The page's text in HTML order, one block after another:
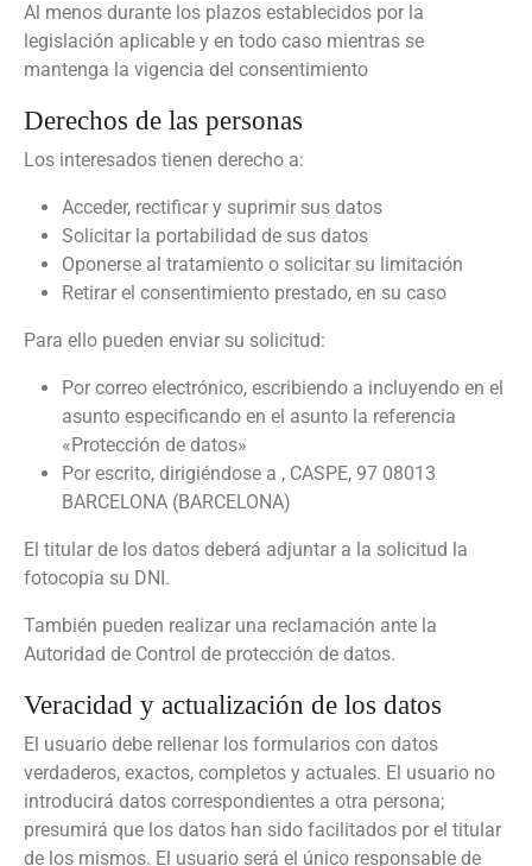
Al menos durante los plazos establecidos por la
legislación aplicable y en todo caso mientras se
mantenga la vigencia del consentimiento
Derechos de las personas
Los interesados tienen derecho a:
Acceder, rectificar y suprimir sus datos
Solicitar la portabilidad de sus datos
Oponerse al tratamiento o solicitar su limitación
Retirar el consentimiento prestado, en su caso
Para ello pueden enviar su solicitud:
Por correo electrónico, escribiendo a incluyendo en el
asunto especificando en el asunto la referencia
«Protección de datos»
Por escrito, dirigiéndose a , CASPE, 97 08013
BARCELONA (BARCELONA)
El titular de los datos deberá adjuntar a la solicitud la
fotocopia su DNI.
También pueden realizar una reclamación ante la
Autoridad de Control de protección de datos.
Veracidad y actualización de los datos
El usuario debe rellenar los formularios con datos
verdaderos, exactos, completos y actuales. El usuario no
introducirá datos correspondientes a otra persona;
presumirá que los datos han sido facilitados por el titular
de los mismos. El usuario será el único responsable de